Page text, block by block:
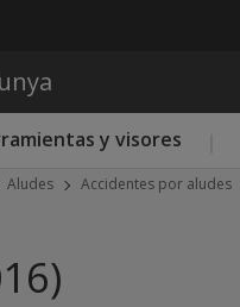
y visores
Aludes Accidentes por aludes